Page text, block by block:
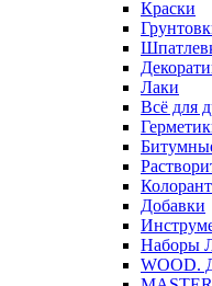
Краски
Лаки
Всё для
Добавки
Наборы
WOOD.